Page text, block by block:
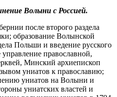
Волыни с Россией.
после второго раздела
образование Волынской
Польши и введение русского
православной,
Минский архиепископ
униатов к православию;
униатов на Волыни и
униатских властей и